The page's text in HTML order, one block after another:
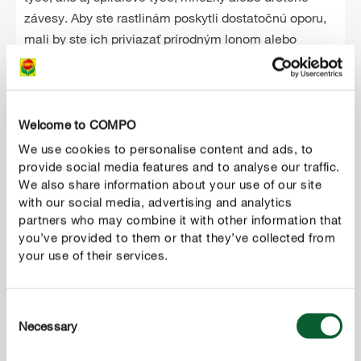
Welcome to COMPO
We use cookies to personalise content and ads, to
provide social media features and to analyse our traffic.
We also share information about your use of our site
with our social media, advertising and analytics
partners who may combine it with other information that
you’ve provided to them or that they’ve collected from
your use of their services.
Selection
Necessary
závesy. Aby ste rastlinám poskytli dostatočnú oporu,
mali by ste ich priviazať prírodným lonom alebo
špeciálnymi upevňovacími sponami (neplatí pre
špirálové tyče).
Vylamovanie bočných výhonkov podporuje tvorbu